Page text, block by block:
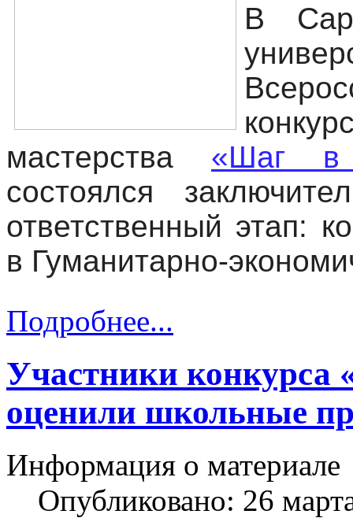
В
мастерства «Шаг в
состоялся
ответственный этап:
в Гуманитарно-
Подробнее...
Участники конкурса
оценили школьные
Информация о материале
Опубликовано: 26